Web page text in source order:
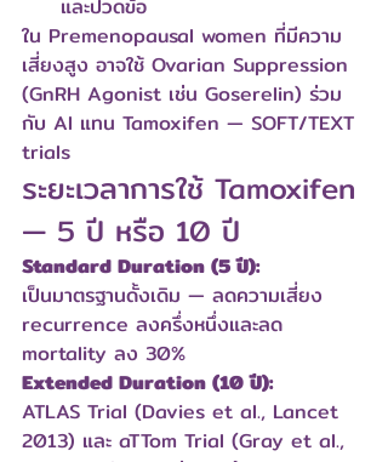
และปวดข้อ
ใน Premenopausal women ที่มีความ
เสี่ยงสูง อาจใช้ Ovarian Suppression
(GnRH Agonist เช่น Goserelin) ร่วม
กับ AI แทน Tamoxifen — SOFT/TEXT
trials
ระยะเวลาการใช้ Tamoxifen
— 5 ปี หรือ 10 ปี
Standard Duration (5 ปี):
เป็นมาตรฐานดั้งเดิม — ลดความเสี่ยง
recurrence ลงครึ่งหนึ่งและลด
mortality ลง 30%
Extended Duration (10 ปี):
ATLAS Trial (Davies et al., Lancet
2013) และ aTTom Trial (Gray et al.,